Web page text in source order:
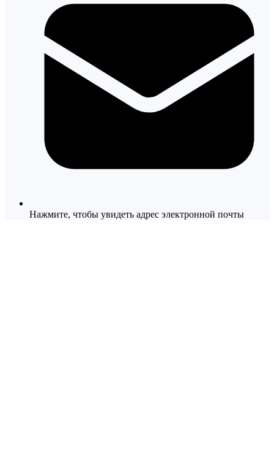
Нажмите, чтобы увидеть адрес электронной почты